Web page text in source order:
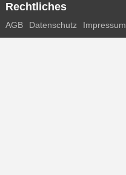
Rechtliches
AGB Datenschutz Impressum